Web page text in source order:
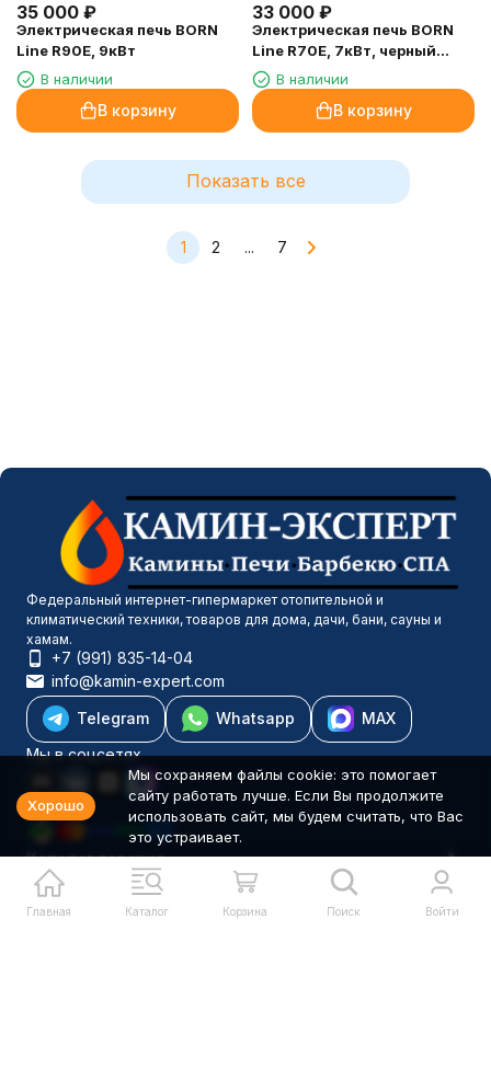
35 000 ₽
Электрическая печь BORN
Line R90E, 9кВт
В наличии
В корзину
33 000 ₽
Электрическая печь BORN
Line R70E, 7кВт, черный
(матовый)
В наличии
В корзину
Показать все
1 2 ... 7
Главная Каталог Корзина Поиск Войти
Федеральный интернет-гипермаркет отопительной и
климатический техники, товаров для дома, дачи, бани, сауны и
хамам.
+7 (991) 835-14-04
info@kamin-expert.com
Telegram
Whatsapp
MAX
Мы в соцсетях
Каталог товаров
Компания
Информация
Хорошо
Мы сохраняем файлы cookie: это помогает
сайту работать лучше. Если Вы продолжите
использовать сайт, мы будем считать, что Вас
это устраивает.